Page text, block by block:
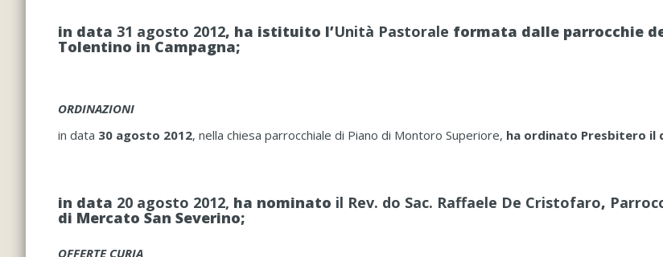
in data 31 agosto 2012, ha istituito l’Unità Pastorale formata dalle parrocchie
Tolentino in Campagna;
ORDINAZIONI
in data 30 agosto 2012, nella chiesa parrocchiale di Piano di Montoro Superiore, ha ordinato Presbitero il
in data 20 agosto 2012, ha nominato il Rev. do Sac. Raffaele De Cristofaro,
di Mercato San Severino;
OFFERTE CURIA